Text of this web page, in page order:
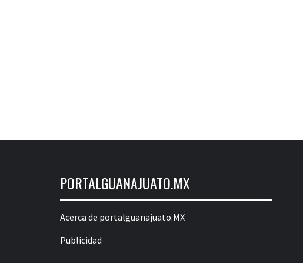
PORTALGUANAJUATO.MX
Acerca de portalguanajuato.MX
Publicidad